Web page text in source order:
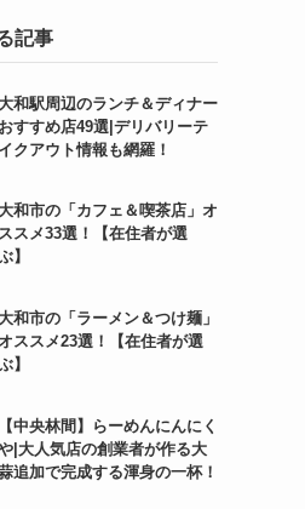
記事
和駅周辺のランチ＆ディナー
おすすめ店49選|デリバリーテ
イクアウト情報も網羅！
和市の「カフェ＆喫茶店」オ
ススメ33選！【在住者が選
】
和市の「ラーメン＆つけ麺」
ススメ23選！【在住者が選
】
【中央林間】らーめんにんにく
|大人気店の創業者が作る大
追加で完成する渾身の一杯！